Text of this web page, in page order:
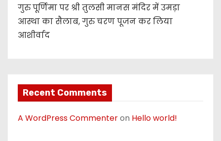
गुरु पूर्णिमा पर श्री तुलसी मानस मंदिर में उमड़ा
आस्था का सैलाब, गुरु चरण पूजन कर लिया
आशीर्वाद
Recent Comments
A WordPress Commenteron Hello world!